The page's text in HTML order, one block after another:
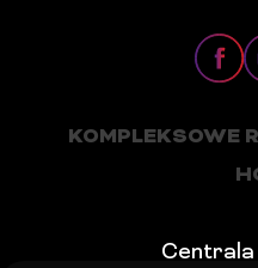
KOMPLEKSOWE